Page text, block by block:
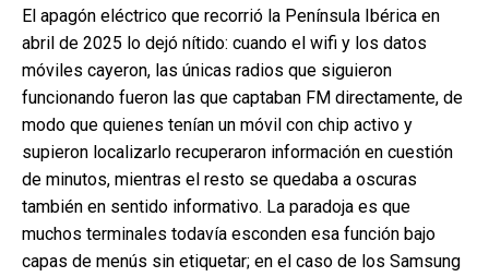
El apagón eléctrico que recorrió la Península Ibérica en
abril de 2025 lo dejó nítido: cuando el wifi y los datos
móviles cayeron, las únicas radios que siguieron
funcionando fueron las que captaban FM directamente, de
modo que quienes tenían un móvil con chip activo y
supieron localizarlo recuperaron información en cuestión
de minutos, mientras el resto se quedaba a oscuras
también en sentido informativo. La paradoja es que
muchos terminales todavía esconden esa función bajo
capas de menús sin etiquetar; en el caso de los Samsung